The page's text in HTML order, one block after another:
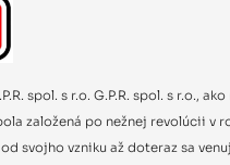
spol. s r.o. G.P.R. spol. s r.o.,
založená po nežnej revolúcii v
svojho vzniku až doteraz sa